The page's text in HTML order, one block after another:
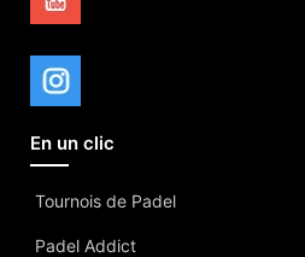
En un clic
Tournois de Padel
Padel Addict